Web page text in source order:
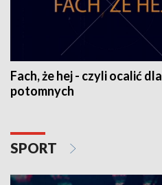
Fach, że hej - czyli ocalić dla
potomnych
SPORT